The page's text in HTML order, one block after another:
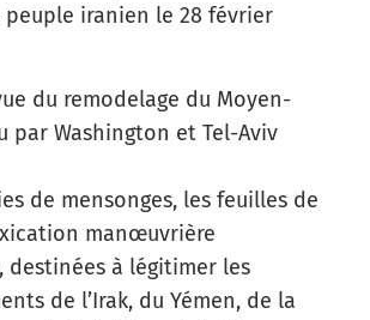
peuple iranien le 28 février
du remodelage du Moyen-
par Washington et Tel-Aviv
de mensonges, les feuilles de
manœuvrière
destinées à légitimer les
de l’Irak, du Yémen, de la